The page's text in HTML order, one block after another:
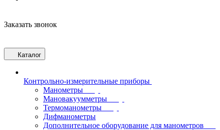
Заказать звонок
Каталог
Контрольно-измерительные приборы
Манометры
Мановакуумметры
Термоманометры
Дифманометры
Дополнительное оборудование для манометров